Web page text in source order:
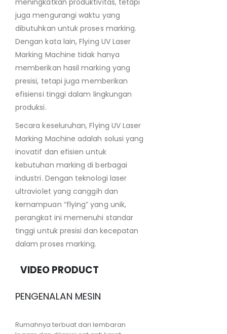
juga mengurangi waktu yang
dibutuhkan untuk proses marking.
Dengan kata lain, Flying UV Laser
Marking Machine tidak hanya
memberikan hasil marking yang
presisi, tetapi juga memberikan
efisiensi tinggi dalam lingkungan
produksi.
Secara keseluruhan, Flying UV Laser
Marking Machine adalah solusi yang
inovatif dan efisien untuk
kebutuhan marking di berbagai
industri. Dengan teknologi laser
ultraviolet yang canggih dan
kemampuan “flying” yang unik,
perangkat ini memenuhi standar
tinggi untuk presisi dan kecepatan
dalam proses marking.
VIDEO PRODUCT
PENGENALAN MESIN
Rumahnya terbuat dari lembaran